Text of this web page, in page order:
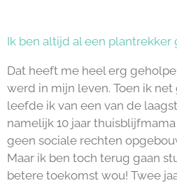
Ik ben altijd al een plantrekker
Dat heeft me heel erg
werd in mijn leven. Toen ik
leefde ik van een van de
namelijk 10 jaar
geen sociale rechten
Maar ik ben toch terug gaan
betere toekomst wou! Twee